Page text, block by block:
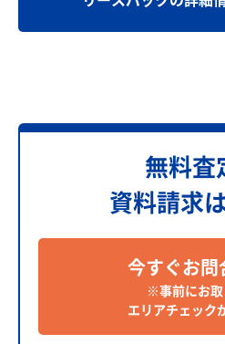
無料査
資料請求
今すぐお問
※事前にお取
エリアチェック